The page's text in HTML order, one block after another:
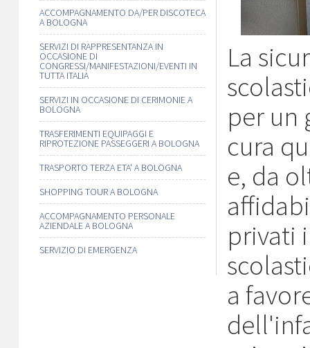
ACCOMPAGNAMENTO DA/PER DISCOTECA
A BOLOGNA
SERVIZI DI RAPPRESENTANZA IN
OCCASIONE DI
CONGRESSI/MANIFESTAZIONI/EVENTI IN
TUTTA ITALIA
SERVIZI IN OCCASIONE DI CERIMONIE A
BOLOGNA
TRASFERIMENTI EQUIPAGGI E
RIPROTEZIONE PASSEGGERI A BOLOGNA
TRASPORTO TERZA ETA' A BOLOGNA
SHOPPING TOUR A BOLOGNA
ACCOMPAGNAMENTO PERSONALE
AZIENDALE A BOLOGNA
SERVIZIO DI EMERGENZA
La
per un
cura
e, da
privati
a